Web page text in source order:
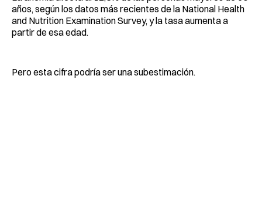
años, según los datos más recientes de la National Health
and Nutrition Examination Survey, y la tasa aumenta a
partir de esa edad.
Pero esta cifra podría ser una subestimación.